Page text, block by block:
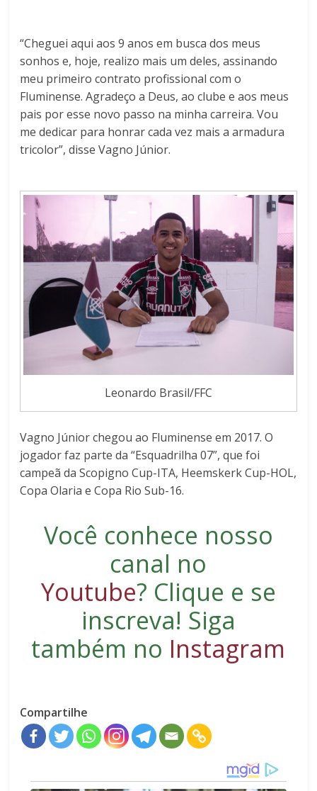
“Cheguei aqui aos 9 anos em busca dos meus
sonhos e, hoje, realizo mais um deles, assinando
meu primeiro contrato profissional com o
Fluminense. Agradeço a Deus, ao clube e aos meus
pais por esse novo passo na minha carreira. Vou
me dedicar para honrar cada vez mais a armadura
tricolor”, disse Vagno Júnior.
Leonardo Brasil/FFC
Vagno Júnior chegou ao Fluminense em 2017. O
jogador faz parte da “Esquadrilha 07”, que foi
campeã da Scopigno Cup-ITA, Heemskerk Cup-HOL,
Copa Olaria e Copa Rio Sub-16.
Você conhece nosso
canal no
Youtube? Clique e se
inscreva! Siga
também no Instagram
Compartilhe